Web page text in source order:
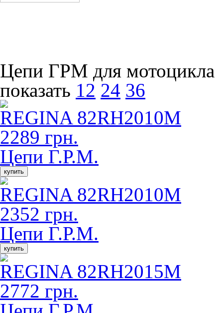
Цепи ГРМ для мотоцикла
показать 12 24 36
REGINA 82RH2010M
2289 грн.
Цепи Г.Р.М.
купить
REGINA 82RH2010M
2352 грн.
Цепи Г.Р.М.
купить
REGINA 82RH2015M
2772 грн.